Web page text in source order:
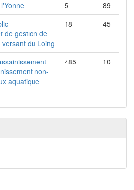
5
89
de gestion de
du Loing
18 45
non-
aquatique
485 10